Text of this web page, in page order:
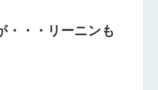
・・・リーニンも